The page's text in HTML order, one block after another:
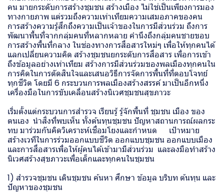
คน มายกระดับการสร้างชุมชน สร้างเมือง ไม่ใช่เป็นเพียงการมอง
ทางกายภาพ แต่รวมถึงความเท่าเทียมความเสมอภาคของคน
การสร้างความรู้สึกถึงความเป็นเจ้าของในการมีส่วนร่วม ถึงการ
พัฒนาพื้นที่จากกลุ่มคนที่หลากหลาย คำนึงถึงกลุ่มคนชายขอบ
การสร้างพื้นที่กลาง ในช่องทางการสื่อสารใหม่ๆ เพื่อให้ทุกคนได้
แลกเปลี่ยนความคิด สร้างชุมชนยกระดับการสื่อสาร เพื่อการเข้า
ถึงข้อมูลอย่างเท่าเทียม สร้างการมีส่วนร่วมของพลเมืองทุกคนใน
การคิดในการตัดสินใจและเสนอวิธีการจัดการพื้นที่ที่ตอบโจทย์
ทุกชีวิต โดยมี 6 กระบวนการพลเมืองสร้างสรรค์ มาเป็นอีกหนึ่ง
เครื่องมือในการขับเคลื่อนสร้างนิเวศชุมชนสุขภาวะ
เริ่มตั้งแต่กระบวนการสำรวจ เรียนรู้ รู้จักพื้นที่ ชุมชน เมือง ของ
ตนเอง นำสิ่งที่พบเห็น ทั้งต้นทุนชุมชน ปัญหาสถานการณ์ผลกระ
ทบ มาร่วมกันคิดวิเคราะห์เชื่อมโยงและกำหนด เป้าหมาย
สร้างเวทีในการร่วมออกแบบชีวิต ออกแบบชุมชน ออกแบบเมือง
และการสื่อสารเพื่อให้ผู้คนได้เข้ามามีส่วนร่วม และลงมือทำสร้าง
นิเวศสร้างสุขภาวะเพื่อเด็กและทุกคนในชุมชน
1) สำรวจชุมชน เดินชุมชน ค้นหา ศึกษา ข้อมูล บริบท ต้นทุน และ
ปัญหาของชุมชน